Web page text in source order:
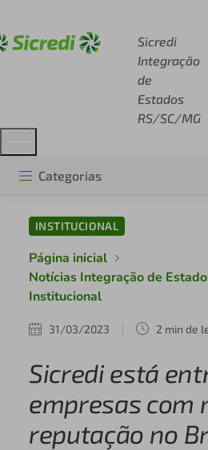
Sicredi
Integração
de
Estados
RS/SC/MG
Categorias
INSTITUCIONAL
Página inicial
Notícias Integração de
Institucional
31/03/2023 2 min de
Sicredi está
empresas com
reputação no